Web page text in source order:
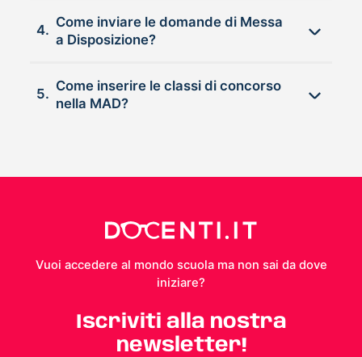
4.
Come inviare le domande di Messa
a Disposizione?
5.
Come inserire le classi di concorso
nella MAD?
Vuoi accedere al mondo scuola ma non sai da dove
iniziare?
Iscriviti alla nostra
newsletter!